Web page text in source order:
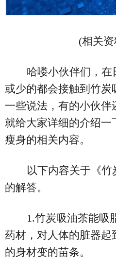
(相关
哈喽小伙伴们，在
或少的都会接触到竹炭
一些说法，有的小伙伴
就给大家详细的介绍一
瘦身的相关内容。
以下内容关于《竹
的解答。
1.竹炭吸油茶能吸
药材，对人体的脏器起
的身材变的苗条。